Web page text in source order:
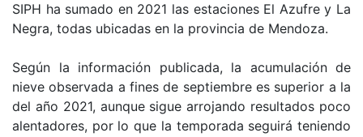
SIPH ha sumado en 2021 las estaciones El Azufre y La
Negra, todas ubicadas en la provincia de Mendoza.
Según la información publicada, la acumulación de
nieve observada a fines de septiembre es superior a la
del año 2021, aunque sigue arrojando resultados poco
alentadores, por lo que la temporada seguirá teniendo